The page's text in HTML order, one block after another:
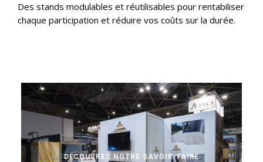
Des stands modulables et réutilisables pour rentabiliser
chaque participation et réduire vos coûts sur la durée.
DÉCOUVREZ NOTRE SAVOIR-FAIRE